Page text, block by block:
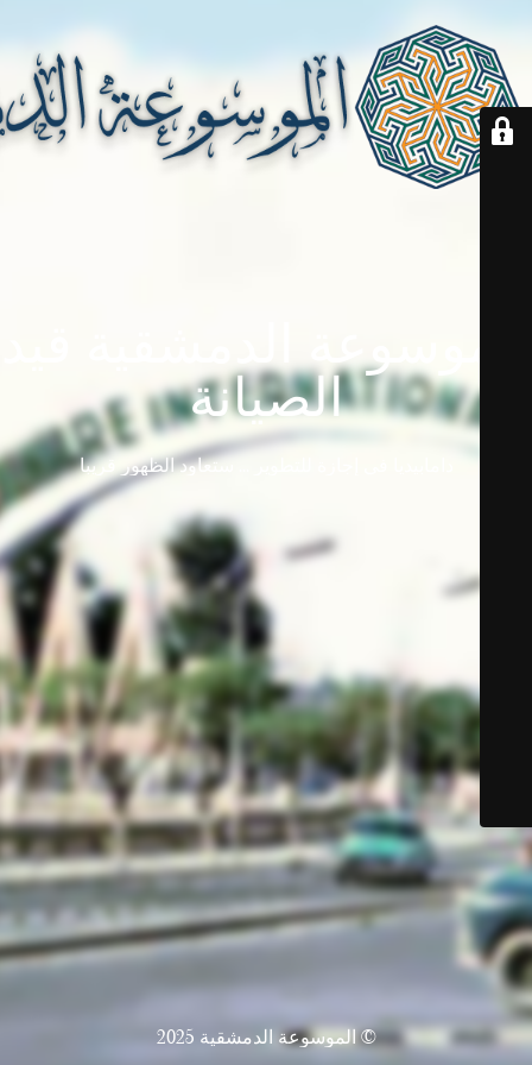
الصيانة
دامابيديا في إجازة للتطوير ... ستعاود الظهور قريباً
© الموسوعة الدمشقية 2025